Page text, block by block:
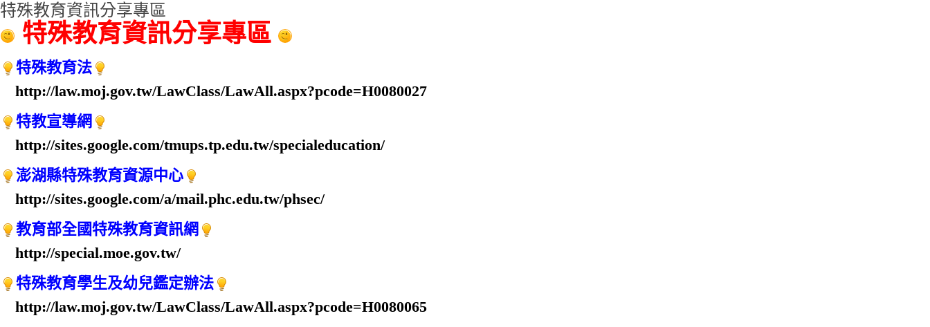
特殊教育資訊分享專區
特殊教育資訊分享專區
特殊教育法
http://law.moj.gov.tw/LawClass/LawAll.aspx?pcode=H0080027
特教宣導網
http://sites.google.com/tmups.tp.edu.tw/specialeducation/
澎湖縣特殊教育資源中心
http://sites.google.com/a/mail.phc.edu.tw/phsec/
教育部全國特殊教育資訊網
http://special.moe.gov.tw/
特殊教育學生及幼兒鑑定辦法
http://law.moj.gov.tw/LawClass/LawAll.aspx?pcode=H0080065